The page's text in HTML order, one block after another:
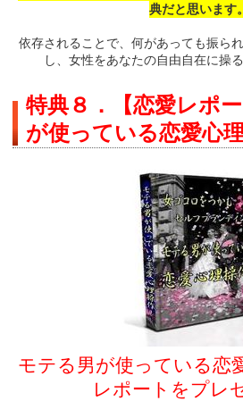
典だと思います。
依存されることで、何があっても振ら
し、女性をあなたの自由自在に操
特典８．【恋愛レポ
が使っている恋愛心
モテる男が使っている恋
レポートをプレ